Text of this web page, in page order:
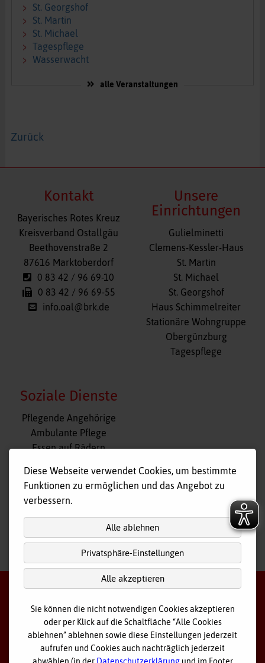
St. Georgshof
St. Martin
St. Michael
Tagespflege
Wasserwacht
alle Veranstaltungen
Zurück
Kontakt
Bayerisches Rotes Kreuz
Kreisverband Ostallgäu
Beethovenstraße 2
87616 Marktoberdorf
0 83 42 / 96 69-10
0 83 42 / 96 69-55
info.oal@brk.de
Unsere
Einrichtungen
Navigation
überspringen
Gulielminetti
Clemens-Kessler-Haus
St. Martin
St. Michael
St. Georgshof
Haus Schimmelreiter
Stationäre Wohngruppe
Obergünzburg
Tagespflege
Soziale Dienste
Navigation
überspringen
Pflegende Angehörige
Ambulante Pflege
Essen auf Rädern
Tagespflege
Hausnotruf
nach oben
2026 Bayerisches Rotes Kreuz - Kreisverband Ostallgäu
Datenschutz
Diese Webseite verwendet Cookies, um bestimmte
Funktionen zu ermöglichen und das Angebot zu
verbessern.
Alle ablehnen
Privatsphäre-Einstellungen
Alle akzeptieren
Sie können die nicht notwendigen Cookies akzeptieren
oder per Klick auf die Schaltfläche “Alle Cookies
ablehnen” ablehnen sowie diese Einstellungen jederzeit
aufrufen und Cookies auch nachträglich jederzeit